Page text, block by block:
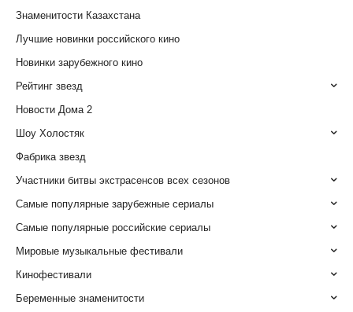
Знаменитости Казахстана
Лучшие новинки российского кино
Новинки зарубежного кино
Рейтинг звезд
Новости Дома 2
Шоу Холостяк
Фабрика звезд
Участники битвы экстрасенсов всех сезонов
Самые популярные зарубежные сериалы
Самые популярные российские сериалы
Мировые музыкальные фестивали
Кинофестивали
Беременные знаменитости